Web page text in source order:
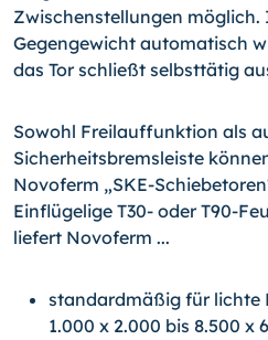
Zwischenstellungen
Gegengewicht automatisch
das Tor schließt selbsttätig
Sowohl Freilauffunktion als
Sicherheitsbremsleiste
Novoferm „SKE-
Einflügelige T30- oder T90-
liefert Novoferm ...
standardmäßig für lichte
1.000 x 2.000 bis 8.500 x